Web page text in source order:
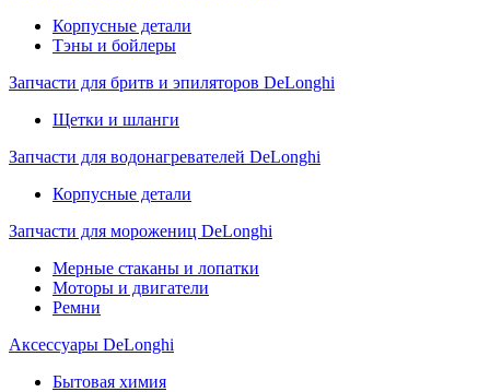
Корпусные детали
Тэны и бойлеры
Запчасти для бритв и эпиляторов DeLonghi
Щетки и шланги
Запчасти для водонагревателей DeLonghi
Корпусные детали
Запчасти для морожениц DeLonghi
Мерные стаканы и лопатки
Моторы и двигатели
Ремни
Аксессуары DeLonghi
Бытовая химия